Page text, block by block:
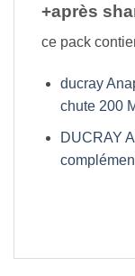
+après
ce pack
ducray
chute 200
DUCRAY